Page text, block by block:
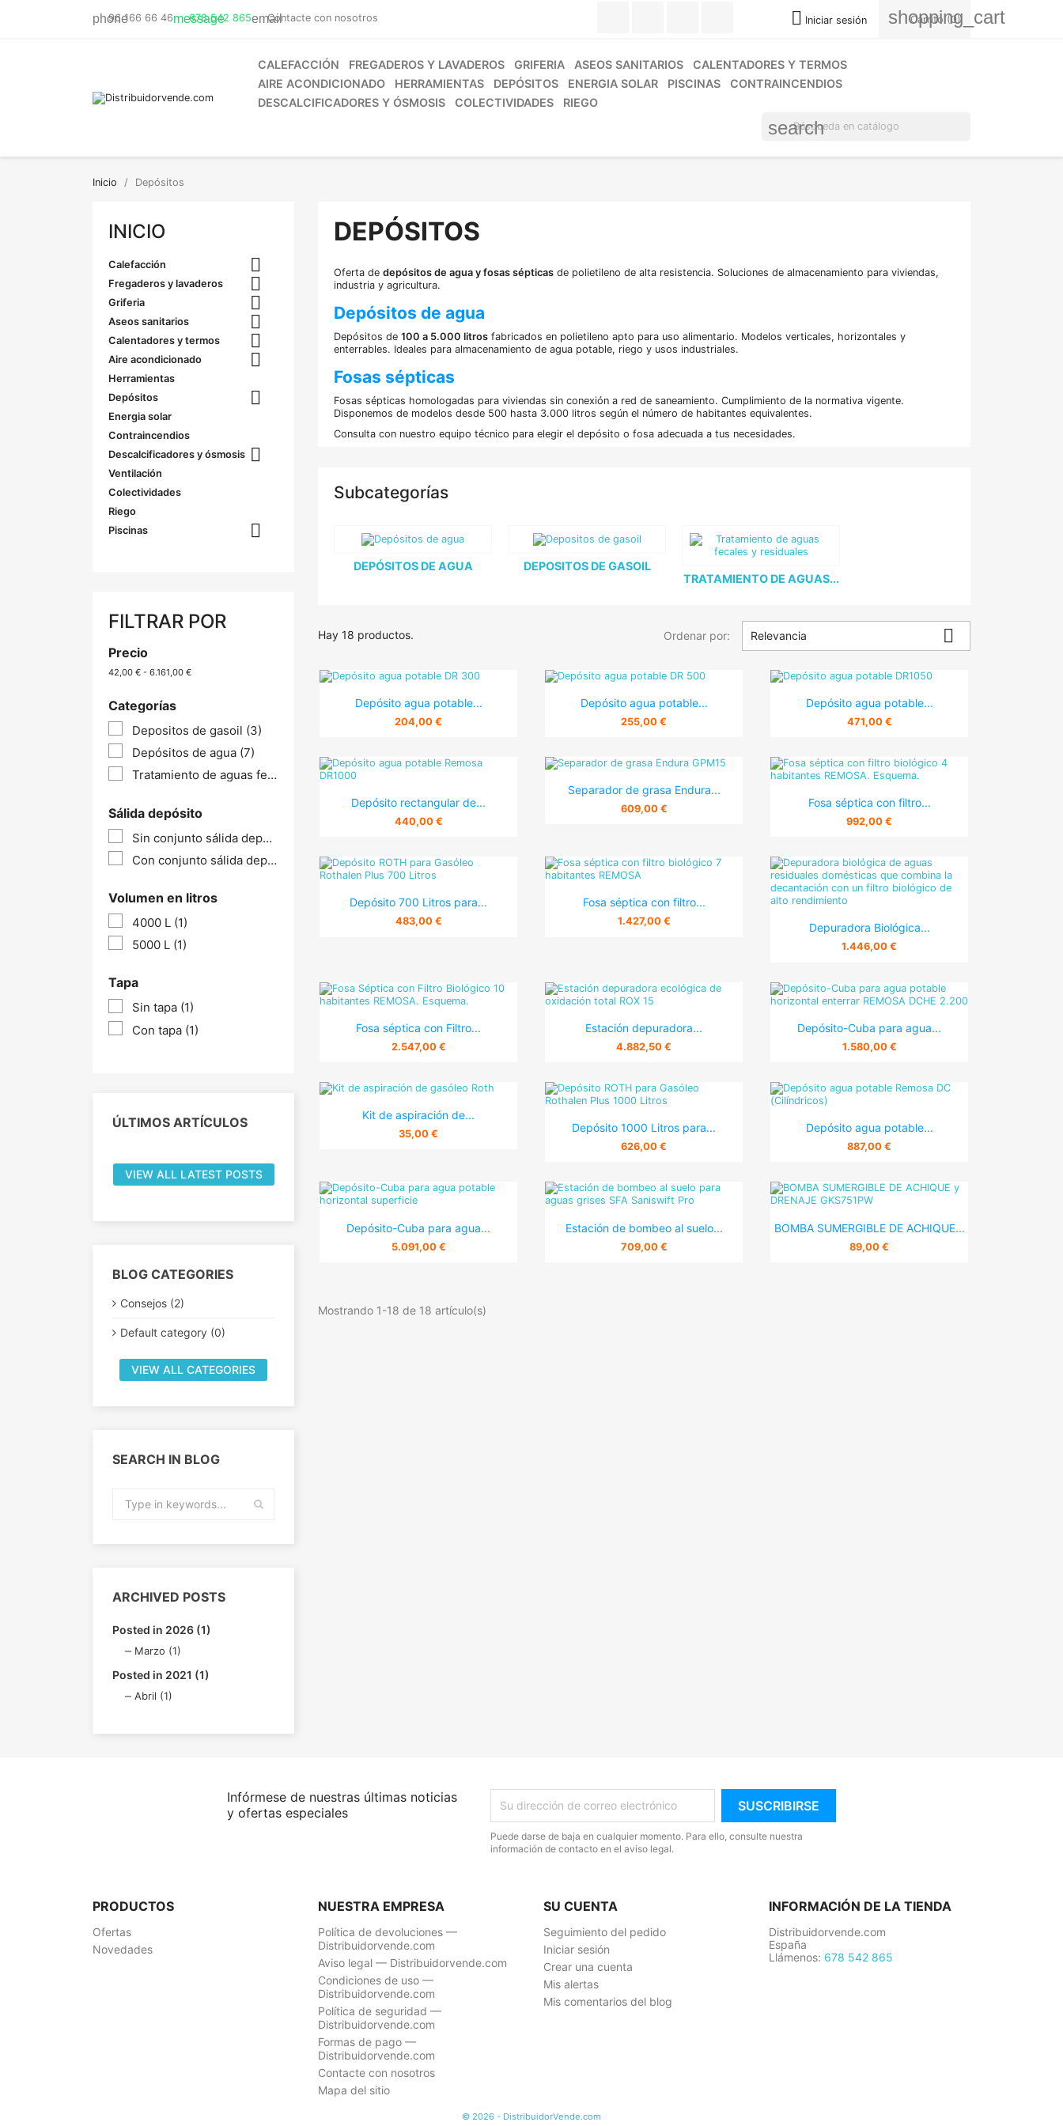
phone
96 166 66 46message
678 542 865email
Contacte con nosotros  Iniciar sesión shopping_cart
Carrito (0)
CALEFACCIÓN FREGADEROS Y LAVADEROS GRIFERIA ASEOS SANITARIOS
CALENTADORES Y TERMOS
AIRE ACONDICIONADO
HERRAMIENTAS DEPÓSITOS ENERGIA SOLAR PISCINAS
CONTRAINCENDIOS
DESCALCIFICADORES Y ÓSMOSIS
COLECTIVIDADES RIEGO
search
Inicio Depósitos
INICIO
Calefacción 
Fregaderos y lavaderos 
Griferia 
Aseos sanitarios 
Calentadores y termos 
Aire acondicionado 
Herramientas
Depósitos

Energia solar
Contraincendios
Descalcificadores y ósmosis 
Ventilación
Colectividades
Riego
Piscinas

FILTRAR POR
Precio
42,00 € - 6.161,00 €
Categorías
Depositos de gasoil (3)
Depósitos de agua (7)
Tratamiento de aguas fecales y residuales
Sálida depósito
Sin conjunto sálida depósito
Con conjunto sálida depósito
Volumen en litros
4000 L (1)
5000 L (1)
Tapa
Sin tapa (1)
Con tapa (1)
ÚLTIMOS ARTÍCULOS
VIEW ALL LATEST POSTS
BLOG CATEGORIES
Consejos (2)
Default category (0)
VIEW ALL CATEGORIES
SEARCH IN BLOG
ARCHIVED POSTS
Posted in 2026 (1)
Marzo (1)
Posted in 2021 (1)
Abril (1)
DEPÓSITOS
Oferta de depósitos de agua y fosas sépticas de polietileno de alta resistencia. Soluciones de almacenamiento para viviendas,
industria y agricultura.
Depósitos de agua
Depósitos de 100 a 5.000 litros fabricados en polietileno apto para uso alimentario. Modelos verticales, horizontales y
enterrables. Ideales para almacenamiento de agua potable, riego y usos industriales.
Fosas sépticas
Fosas sépticas homologadas para viviendas sin conexión a red de saneamiento. Cumplimiento de la normativa vigente.
Disponemos de modelos desde 500 hasta 3.000 litros según el número de habitantes equivalentes.
Consulta con nuestro equipo técnico para elegir el depósito o fosa adecuada a tus necesidades.
Subcategorías
DEPÓSITOS DE AGUA
DEPOSITOS DE GASOIL
TRATAMIENTO DE AGUAS...
Hay 18 productos. Ordenar por: Relevancia 
 Vista rápida
Depósito agua potable...
204,00 €
 Vista rápida
Depósito agua potable...
255,00 €
 Vista rápida
Depósito agua potable...
471,00 €
 Vista rápida
Depósito rectangular de...
440,00 €
 Vista rápida
Separador de grasa Endura...
609,00 €  Vista rápida
Fosa séptica con filtro...
992,00 €
 Vista rápida
Depósito 700 Litros para...
483,00 €
 Vista rápida
Fosa séptica con filtro...
1.427,00 €  Vista rápida
Depuradora Biológica...
1.446,00 €
 Vista rápida
Fosa séptica con Filtro...
2.547,00 €
 Vista rápida
Estación depuradora...
4.882,50 €
 Vista rápida
Depósito-Cuba para agua...
1.580,00 €
 Vista rápida
Kit de aspiración de...
35,00 €  Vista rápida
Depósito 1000 Litros para...
626,00 €
 Vista rápida
Depósito agua potable...
887,00 €
 Vista rápida
Depósito-Cuba para agua...
5.091,00 €
 Vista rápida
Estación de bombeo al suelo...
709,00 €
 Vista rápida
BOMBA SUMERGIBLE DE ACHIQUE...
89,00 €
Mostrando 1-18 de 18 artículo(s)
Infórmese de nuestras últimas noticias
y ofertas especiales
Puede darse de baja en cualquier momento. Para ello, consulte nuestra
información de contacto en el aviso legal.
PRODUCTOS
Ofertas
Novedades
NUESTRA EMPRESA
Política de devoluciones —
Distribuidorvende.com
Aviso legal — Distribuidorvende.com
Condiciones de uso —
Distribuidorvende.com
Política de seguridad —
Distribuidorvende.com
Formas de pago —
Distribuidorvende.com
Contacte con nosotros
Mapa del sitio
SU CUENTA
Seguimiento del pedido
Iniciar sesión
Crear una cuenta
Mis alertas
Mis comentarios del blog
INFORMACIÓN DE LA TIENDA
Distribuidorvende.com
España
Llámenos: 678 542 865
© 2026 - DistribuidorVende.com